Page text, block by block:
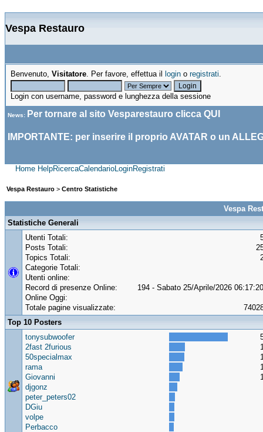
Vespa Restauro
Benvenuto, Visitatore. Per favore, effettua il login o registrati.
Login con username, password e lunghezza della sessione
News: Per tornare al sito Vesparestauro clicca QUI
IMPORTANTE: per inserire il proprio AVATAR o un
Home HelpRicercaCalendarioLoginRegistrati
Vespa Restauro > Centro Statistiche
Vespa
Statistiche Generali
Utenti Totali:
Posts Totali:
Topics Totali:
Categorie Totali:
Utenti online:
Record di presenze Online:
194 - Sabato 25/Aprile/2026
Online Oggi:
Totale pagine visualizzate:
Top 10 Posters
tonysubwoofer
2fast 2furious
50specialmax
rama
Giovanni
djgonz
peter_peters02
DGiu
volpe
Perbacco